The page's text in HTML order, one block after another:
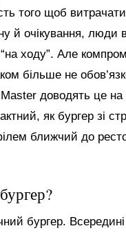
того щоб
й очікування, люди
ходу”. Але
більше не
доводять це на
як бургер зі
ближчий до
бургер.